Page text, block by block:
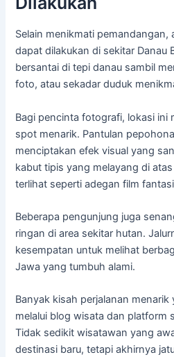
Selain menikmati
dapat dilakukan di sekitar Danau
bersantai di tepi danau sambil
foto, atau sekadar duduk
Bagi pencinta fotografi, lokasi ini
spot menarik. Pantulan
menciptakan efek visual yang
kabut tipis yang melayang di
terlihat seperti adegan film
Beberapa pengunjung juga
ringan di area sekitar hutan.
kesempatan untuk melihat
Jawa yang tumbuh alami.
Banyak kisah perjalanan
melalui blog wisata dan platform
Tidak sedikit wisatawan yang
destinasi baru, tetapi akhirnya